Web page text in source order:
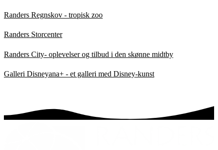
Randers Regnskov - tropisk zoo
Randers Storcenter
Randers City- oplevelser og tilbud i den skønne midtby
Galleri Disneyana+ - et galleri med Disney-kunst